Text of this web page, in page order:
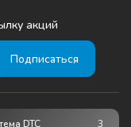
акций
DTC 3